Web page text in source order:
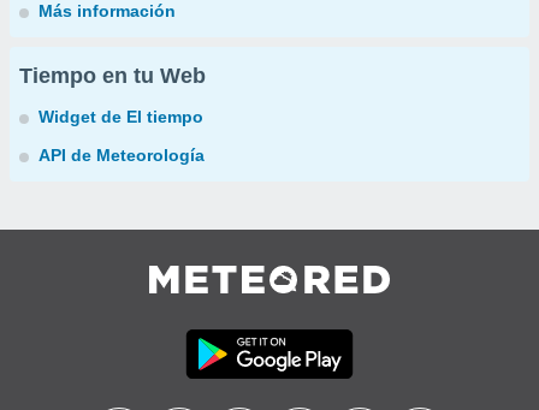
Más información
Tiempo en tu Web
Widget de El tiempo
API de Meteorología